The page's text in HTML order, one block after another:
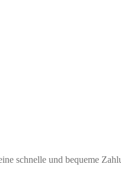
schnelle und bequeme